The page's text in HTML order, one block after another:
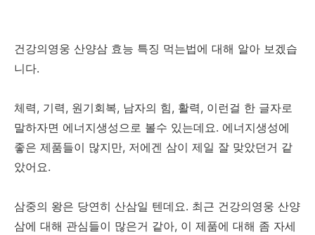
건강의영웅 산양삼 효능 특징 먹는법에 대해 알아 보겠습
니다.
체력, 기력, 원기회복, 남자의 힘, 활력, 이런걸 한 글자로
말하자면 에너지생성으로 볼수 있는데요. 에너지생성에
좋은 제품들이 많지만, 저에겐 삼이 제일 잘 맞았던거 같
았어요.
삼중의 왕은 당연히 산삼일 텐데요. 최근 건강의영웅 산양
삼에 대해 관심들이 많은거 같아, 이 제품에 대해 좀 자세